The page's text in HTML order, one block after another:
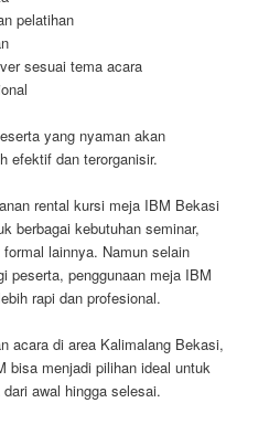
pelatihan
sesuai tema acara
yang nyaman akan
efektif dan terorganisir.
rental kursi meja IBM Bekasi
berbagai kebutuhan seminar,
lainnya. Namun selain
peserta, penggunaan meja IBM
rapi dan profesional.
acara di area Kalimalang Bekasi,
bisa menjadi pilihan ideal untuk
awal hingga selesai.